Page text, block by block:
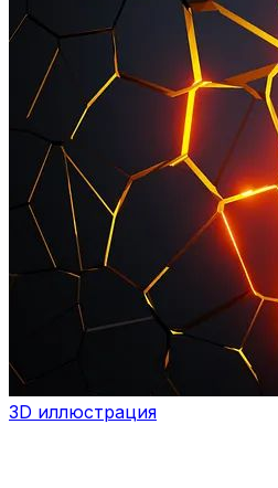
3D иллюстрация